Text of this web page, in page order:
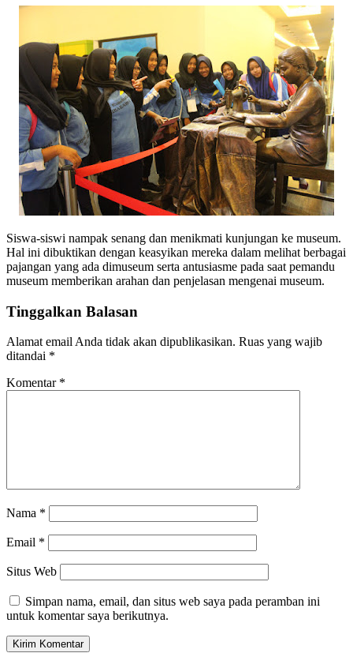
Siswa-siswi nampak senang dan menikmati kunjungan ke museum.
Hal ini dibuktikan dengan keasyikan mereka dalam melihat berbagai
pajangan yang ada dimuseum serta antusiasme pada saat pemandu
museum memberikan arahan dan penjelasan mengenai museum.
Tinggalkan Balasan
Alamat email Anda tidak akan dipublikasikan. Ruas yang wajib
ditandai *
Komentar *
Nama *
Email *
Situs Web
Simpan nama, email, dan situs web saya pada peramban ini
untuk komentar saya berikutnya.